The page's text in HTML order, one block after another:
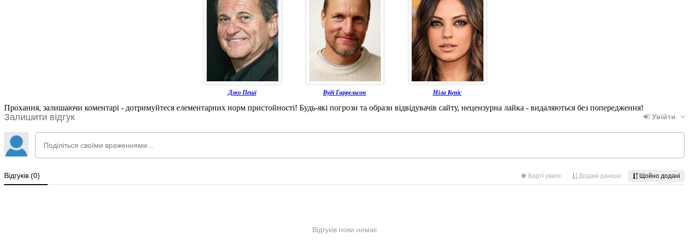
Джо Пеші Вуді Гаррельсон Міла Куніс
Прохання, залишаючи коментарі - дотримуйтеся елементарних норм пристойності! Будь-які погрози та образи відвідувачів сайту, нецензурна лайка - видаляються без попередження!